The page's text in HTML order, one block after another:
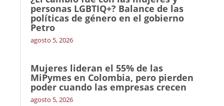
personas LGBTIQ+? Balance de las
políticas de género en el gobierno
Petro
agosto 5, 2026
Mujeres lideran el 55% de las
MiPymes en Colombia, pero pierden
poder cuando las empresas crecen
agosto 5, 2026